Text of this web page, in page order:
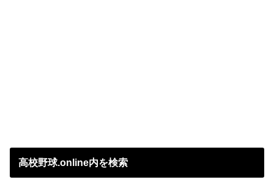
高校野球.online内を検索